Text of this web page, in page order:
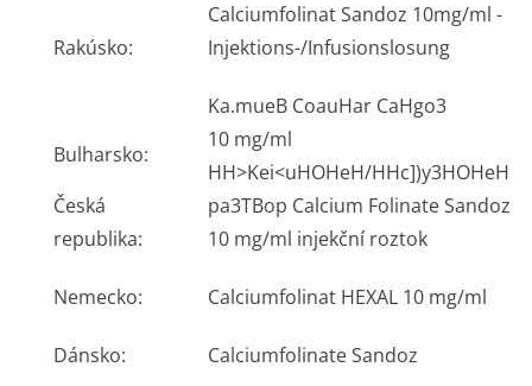
Rakúsko:
Calciumfolinat Sandoz 10mg/ml -
Injektions-/Infusionslosung
Bulharsko:
Česká
republika:
Ka.mueB CoauHar CaHgo3
10 mg/ml
HH>Kei<uHOHeH/HHc])y3H­OHeH
pa3TBop Calcium Folinate Sandoz
10 mg/ml injekční roztok
Nemecko: Calciumfolinat HEXAL 10 mg/ml
Dánsko: Calciumfolinate Sandoz